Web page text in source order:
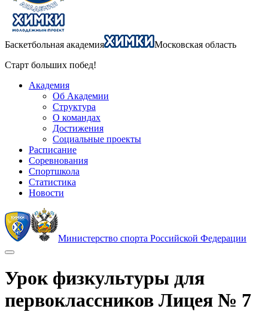
Баскетбольная академия
Московская область
Старт больших побед!
Академия
Об Академии
Структура
О командах
Достижения
Социальные проекты
Расписание
Соревнования
Спортшкола
Статистика
Новости
Министерство спорта Российской Федерации
Урок физкультуры для
первоклассников Лицея № 7